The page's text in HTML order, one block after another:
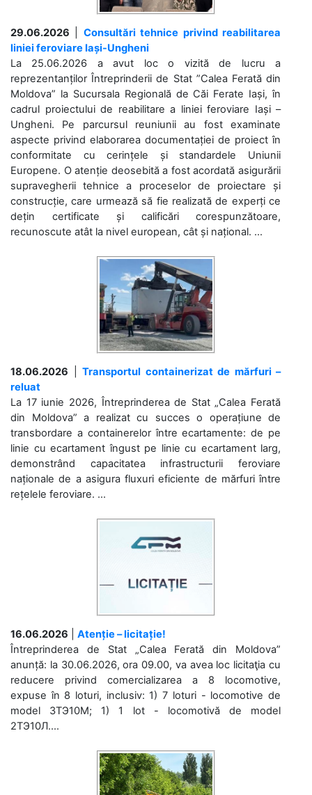
29.06.2026
Consultări tehnice privind reabilitarea
liniei feroviare Iași-Ungheni
La 25.06.2026 a avut loc o vizită de lucru a
reprezentanților Întreprinderii de Stat ”Calea Ferată din
Moldova” la Sucursala Regională de Căi Ferate Iași, în
cadrul proiectului de reabilitare a liniei feroviare Iași –
Ungheni. Pe parcursul reuniunii au fost examinate
aspecte privind elaborarea documentației de proiect în
conformitate cu cerințele și standardele Uniunii
Europene. O atenție deosebită a fost acordată asigurării
supravegherii tehnice a proceselor de proiectare și
construcție, care urmează să fie realizată de experți ce
dețin certificate și calificări corespunzătoare,
recunoscute atât la nivel european, cât și național. ...
18.06.2026
Transportul containerizat de mărfuri –
reluat
La 17 iunie 2026, Întreprinderea de Stat „Calea Ferată
din Moldova” a realizat cu succes o operațiune de
transbordare a containerelor între ecartamente: de pe
linie cu ecartament îngust pe linie cu ecartament larg,
demonstrând capacitatea infrastructurii feroviare
naționale de a asigura fluxuri eficiente de mărfuri între
rețelele feroviare. ...
16.06.2026
Atenție – licitație!
Întreprinderea de Stat „Calea Ferată din Moldova”
anunță: la 30.06.2026, ora 09.00, va avea loc licitaţia cu
reducere privind comercializarea a 8 locomotive,
expuse în 8 loturi, inclusiv: 1) 7 loturi - locomotive de
model 3ТЭ10М; 1) 1 lot - locomotivă de model
2ТЭ10Л....